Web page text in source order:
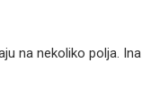
na nekoliko polja. Ina